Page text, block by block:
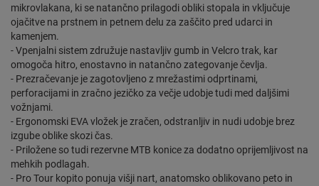
mikrovlakana, ki se natančno prilagodi obliki stopala in vključuje
ojačitve na prstnem in petnem delu za zaščito pred udarci in
kamenjem.
- Vpenjalni sistem združuje nastavljiv gumb in Velcro trak, kar
omogoča hitro, enostavno in natančno zategovanje čevlja.
- Prezračevanje je zagotovljeno z mrežastimi odprtinami,
perforacijami in zračno jezičko za večje udobje tudi med daljšimi
vožnjami.
- Ergonomski EVA vložek je zračen, odstranljiv in nudi udobje brez
izgube oblike skozi čas.
- Priložene so tudi rezervne MTB konice za dodatno oprijemljivost na
mehkih podlagah.
- Pro Tour kopito ponuja višji nart, anatomsko oblikovano peto in